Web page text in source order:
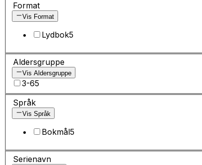
Format
Vis Format
Lydbok5
Aldersgruppe
Vis Aldersgruppe
3-65
Språk
Vis Språk
Bokmål5
Serienavn